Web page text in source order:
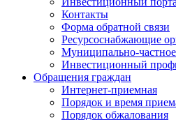
Контакты
Форма обратной связи
Ресурсоснабжающие
Муниципально-
Инвестиционный
Обращения граждан
Интернет-приемная
Порядок и время
Порядок обжалования